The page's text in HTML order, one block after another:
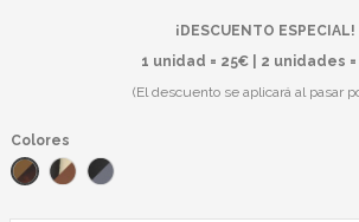
¡DESCUENTO ESPECIAL!
1 unidad = 25€ | 2 unidades
(El descuento se aplicará al pasar
Colores
Leopardo/Marrón
Marrón Beige/Marrón
Negro/Negro